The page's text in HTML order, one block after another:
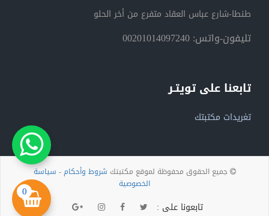
0
طنطا-شارع عباس العقاد متفرع من أخر الحلو
تليفون-واتس: 00201014097240
تابعنا على تويتـر
تغريدات مكتبتك
جميع الحقوق محفوظة لموقع مكتبتك شروط وأحكام- سياسة
الخصوصية
تابعونا على :